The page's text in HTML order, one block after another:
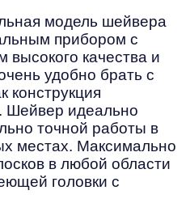
модель шейвера
прибором с
качества и
удобно брать с
конструкция
Шейвер идеально
точной работы в
местах. Максимально
в любой области
головки с